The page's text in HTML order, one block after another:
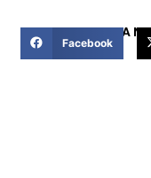
COMPARTIR ESTA
Facebook